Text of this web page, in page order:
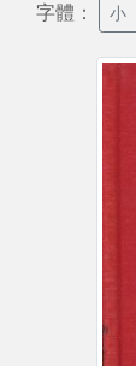
字體： 小